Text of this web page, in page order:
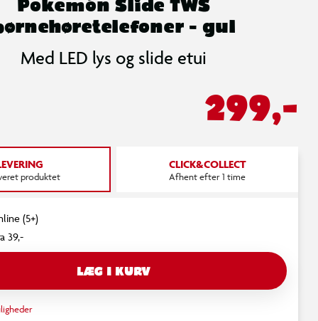
- gul
Med LED lys og slide etui
299,-
produktet
CLICK&COLLECT
Afhent efter 1 time
(5+)
39,-
LÆG I KURV